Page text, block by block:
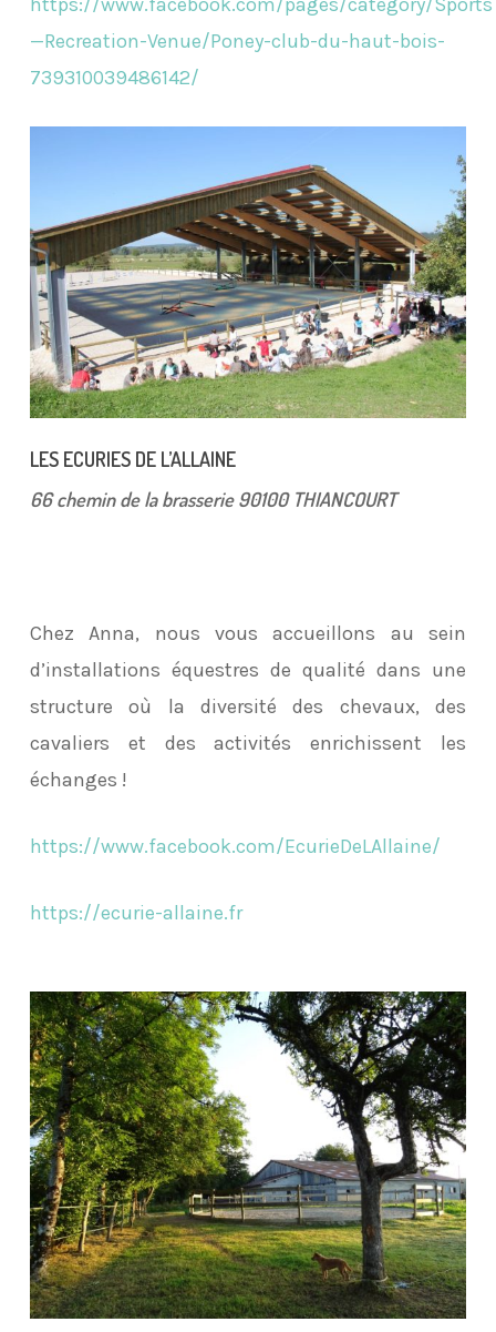
—Recreation-Venue/Poney-club-du-haut-bois-
739310039486142/
LES ECURIES DE L’ALLAINE
66 chemin de la brasserie 90100 THIANCOURT
Chez Anna, nous vous accueillons au sein
d’installations équestres de qualité dans une
structure où la diversité des chevaux, des
cavaliers et des activités enrichissent les
échanges !
https://www.facebook.com/EcurieDeLAllaine/
https://ecurie-allaine.fr